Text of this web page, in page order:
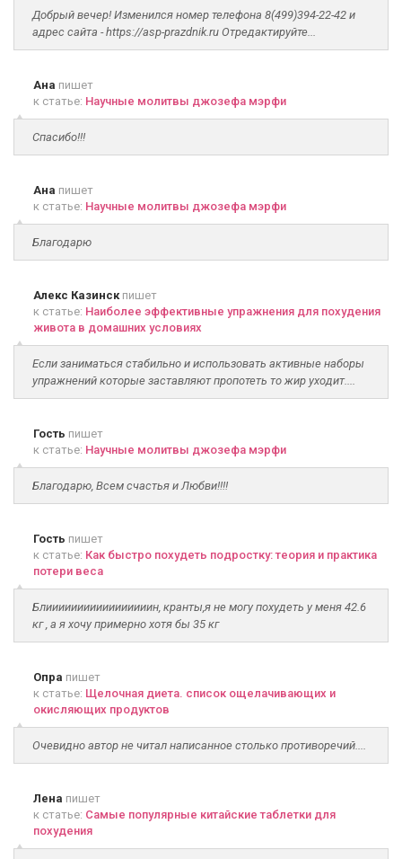
Добрый вечер! Изменился номер телефона 8(499)394-22-42 и
адрес сайта - https://asp-prazdnik.ru Отредактируйте...
Ана пишет
к статье: Научные молитвы джозефа мэрфи
Спасибо!!!
Ана пишет
к статье: Научные молитвы джозефа мэрфи
Благодарю
Алекс Казинскпишет
к статье: Наиболее эффективные упражнения для похудения
живота в домашних условиях
Если заниматься стабильно и использовать активные наборы
упражнений которые заставляют пропотеть то жир уходит....
Гость пишет
к статье: Научные молитвы джозефа мэрфи
Благодарю, Всем счастья и Любви!!!!
Гость пишет
к статье: Как быстро похудеть подростку: теория и практика
потери веса
Блииииииииииииииииин, кранты,я не могу похудеть у меня 42.6
кг , а я хочу примерно хотя бы 35 кг
Опра пишет
к статье: Щелочная диета. список ощелачивающих и
окисляющих продуктов
Очевидно автор не читал написанное столько противоречий....
Лена пишет
к статье: Самые популярные китайские таблетки для
похудения